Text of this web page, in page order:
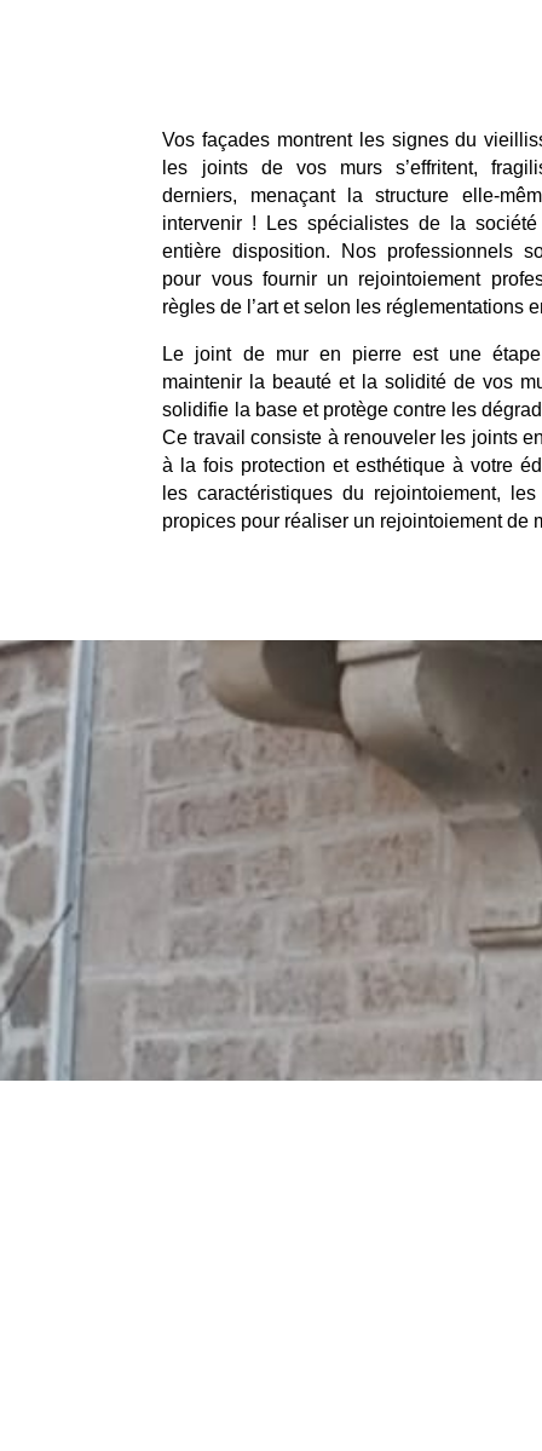
Vos façades montrent les signes du
les joints de vos murs s’effritent,
derniers, menaçant la structure elle-
intervenir ! Les spécialistes de la
entière disposition. Nos professionnels
pour vous fournir un rejointoiement
règles de l’art et selon les réglementations
Le joint de mur en pierre est une étape
maintenir la beauté et la solidité de vos
solidifie la base et protège contre les
Ce travail consiste à renouveler les joints
à la fois protection et esthétique à votre
les caractéristiques du rejointoiement,
propices pour réaliser un rejointoiement de